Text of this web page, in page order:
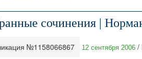
сочинения |
№1158066867 12 сентября 2006 /